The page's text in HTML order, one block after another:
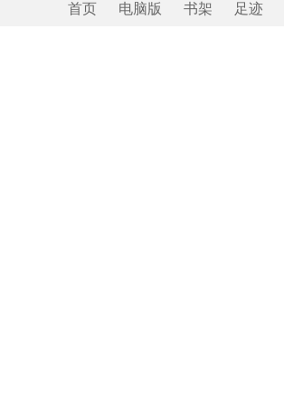
首页 电脑版 书架 足迹